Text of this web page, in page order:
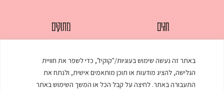
באתר זה נעשה שימוש בעוגיות/"קוקיז", כדי לשפר את חוויית
הגלישה, להציג מודעות או תוכן מותאמים אישית, ולנתח את
התעבורה באתר. לחיצה על קבל הכל או המשך השימוש באתר
חגים
מאפים
ממולאים
מתוקים
עוגות
עוף